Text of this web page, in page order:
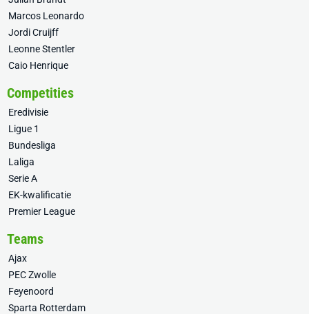
Marcos Leonardo
Jordi Cruijff
Leonne Stentler
Caio Henrique
Competities
Eredivisie
Ligue 1
Bundesliga
Laliga
Serie A
EK-kwalificatie
Premier League
Teams
Ajax
PEC Zwolle
Feyenoord
Sparta Rotterdam